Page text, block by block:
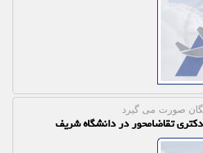
صورت می گیرد
تقاضامحور در دانشگاه شریف